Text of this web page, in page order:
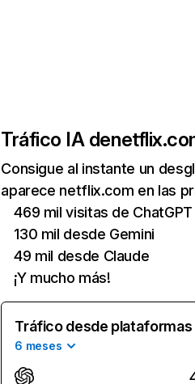
Tráfico IA de
Consigue al instante un
aparece netflix.com en las
469 mil visitas de ChatGPT
130 mil desde Gemini
49 mil desde Claude
¡Y mucho más!
Tráfico desde plataformas
6 meses